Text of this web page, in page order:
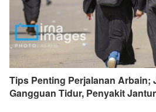
Tips Penting Perjalanan Arbain;
Gangguan Tidur, Penyakit